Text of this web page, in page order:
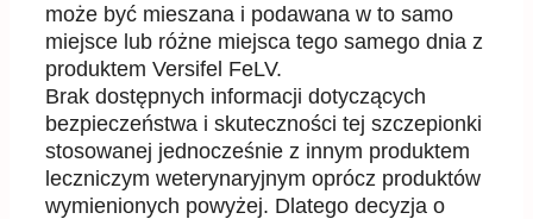
może być mieszana i podawana w to samo
miejsce lub różne miejsca tego samego dnia z
produktem Versifel FeLV.
Brak dostępnych informacji dotyczących
bezpieczeństwa i skuteczności tej szczepionki
stosowanej jednocześnie z innym produktem
leczniczym weterynaryjnym oprócz produktów
wymienionych powyżej. Dlatego decyzja o